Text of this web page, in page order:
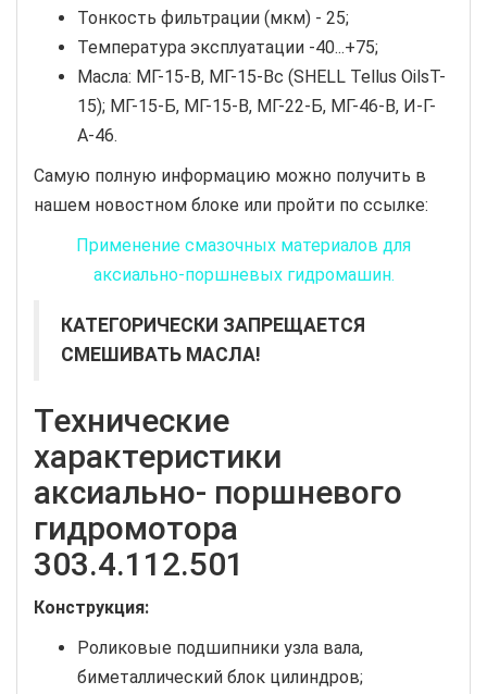
Тонкость фильтрации (мкм) - 25;
Температура эксплуатации -40...+75;
Масла: МГ-15-В, МГ-15-Вс (SHELL Tellus OilsT-
15); МГ-15-Б, МГ-15-В, МГ-22-Б, МГ-46-В, И-Г-
А-46.
Самую полную информацию можно получить в
нашем новостном блоке или пройти по ссылке:
Применение смазочных материалов для
аксиально-поршневых гидромашин.
КАТЕГОРИЧЕСКИ ЗАПРЕЩАЕТСЯ
СМЕШИВАТЬ МАСЛА!
Технические
характеристики
аксиально- поршневого
гидромотора
303.4.112.501
Конструкция:
Роликовые подшипники узла вала,
биметаллический блок цилиндров;